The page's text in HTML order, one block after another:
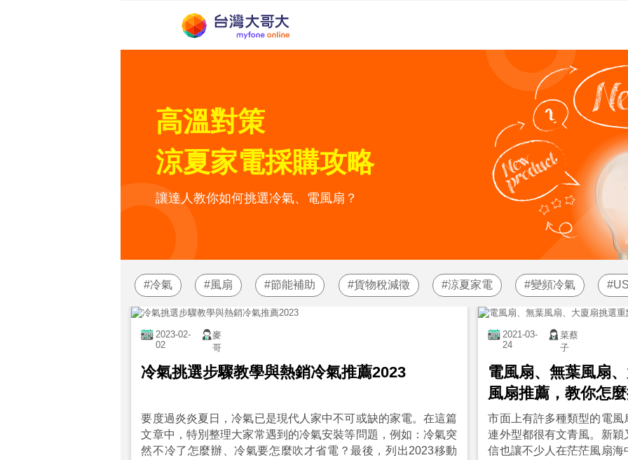
高溫對策
涼夏家電採購攻略
讓達人教你如何挑選冷氣、電風扇？
冷氣 風扇 節能補助 貨物稅減徵 涼夏家電 變頻冷氣
2023-02-
02
麥
哥
冷氣挑選步驟教學與熱銷冷氣推薦2023
要度過炎炎夏日，冷氣已是現代人家中不可或缺的家電。在這篇
文章中，特別整理大家常遇到的冷氣安裝等問題，例如：冷氣突
然不冷了怎麼辦、冷氣要怎麼吹才省電？最後，列出2023移動
2021-03-
24
菜蔡
子
電風扇、無葉風扇
風扇推薦，教你怎
市面上有許多種類型的電
連外型都很有文青風。新
信也讓不少人在茫茫風扇